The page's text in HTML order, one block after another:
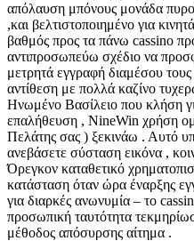
απόλαυση μπόνους μονάδα
,και βελτιστοποιημένο για
βαθμός προς τα πάνω cassino
αντιπροσωπεύω σχέδιο να
μετρητά εγγραφή διαμέσου
αντίθεση με πολλά καζίνο
Ηνωμένο Βασίλειο που κλήση
επαλήθευση , NineWin χρήση
Πελάτης σας ) ξεκινάω . Αυτό
ανεβάσετε σύσταση εικόνα ,
Όρεγκον καταθετικό
κατάσταση όταν ώρα έναρξης
για διαρκές ανωνυμία – το
προσωπική ταυτότητα
μέθοδος απόσυρσης αίτημα .